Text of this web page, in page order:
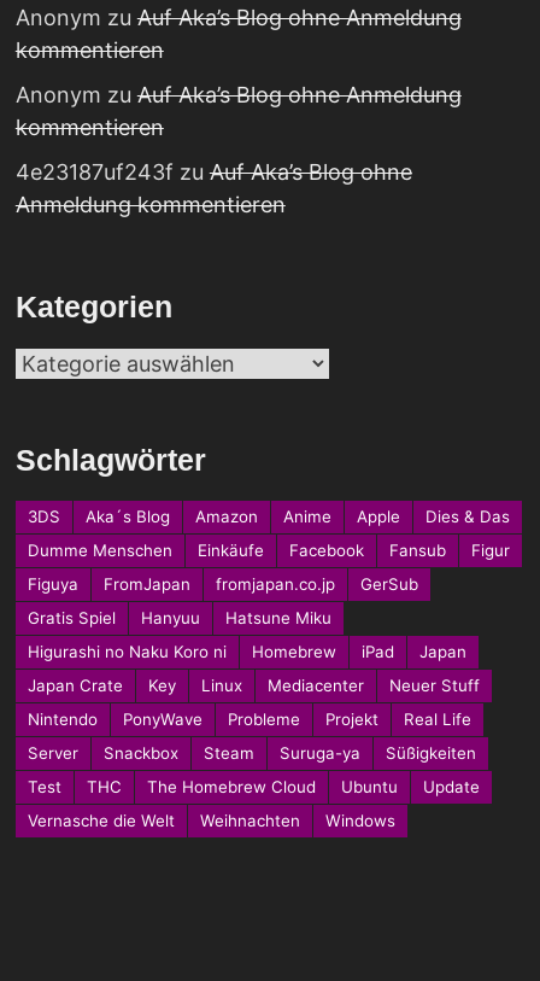
Anonym zuAuf Aka’s Blog ohne Anmeldung
kommentieren
Anonym zuAuf Aka’s Blog ohne Anmeldung
kommentieren
4e23187uf243f zuAuf Aka’s Blog ohne
Anmeldung kommentieren
Kategorien
Kategorien
Schlagwörter
3DS Aka´s Blog Amazon Anime Apple
Dies & Das
Dumme Menschen
Einkäufe Facebook Fansub
Figur
Figuya
FromJapan fromjapan.co.jp
GerSub
Gratis Spiel
Hanyuu
Hatsune Miku
Higurashi no Naku Koro ni
Homebrew iPad
Japan
Japan Crate
Key Linux Mediacenter
Neuer Stuff
Nintendo
PonyWave Probleme Projekt
Real Life
Server
Snackbox Steam Suruga-ya
Süßigkeiten
Test
THC The Homebrew Cloud Ubuntu
Update
Vernasche die Welt
Weihnachten Windows